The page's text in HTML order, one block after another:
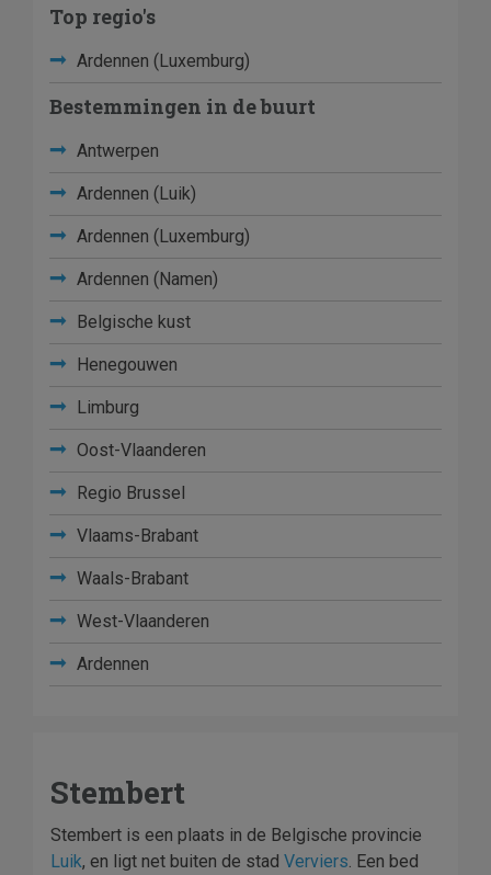
Top regio's
Ardennen (Luxemburg)
Bestemmingen in de buurt
Antwerpen
Ardennen (Luik)
Ardennen (Luxemburg)
Ardennen (Namen)
Belgische kust
Henegouwen
Limburg
Oost-Vlaanderen
Regio Brussel
Vlaams-Brabant
Waals-Brabant
West-Vlaanderen
Ardennen
Stembert
Stembert is een plaats in de Belgische provincie
Luik, en ligt net buiten de stad Verviers. Een bed